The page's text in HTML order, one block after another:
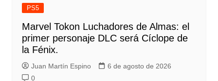
PS5
Marvel Tokon Luchadores de Almas: el
primer personaje DLC será Cíclope de
la Fénix.
Juan Martín Espino
6 de agosto de 2026
0